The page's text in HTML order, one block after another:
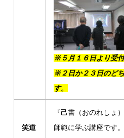
※５月１６日より受付
※２日か２３日のど
す。
笑道
『己書（おのれしょ
師範に学ぶ講座です。